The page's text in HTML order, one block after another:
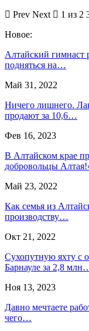
Prev Next
1 из 2
Новое:
Алтайский гимнаст
подняться на…
Май 31, 2022
Ничего лишнего.
продают за 10,6…
Фев 16, 2023
В Алтайском крае
добровольцы
Май 23, 2022
Как семья из
производству…
Окт 21, 2022
Сухопутную яхту с
Барнауле за 2,8
Ноя 13, 2023
Давно мечтаете
чего…